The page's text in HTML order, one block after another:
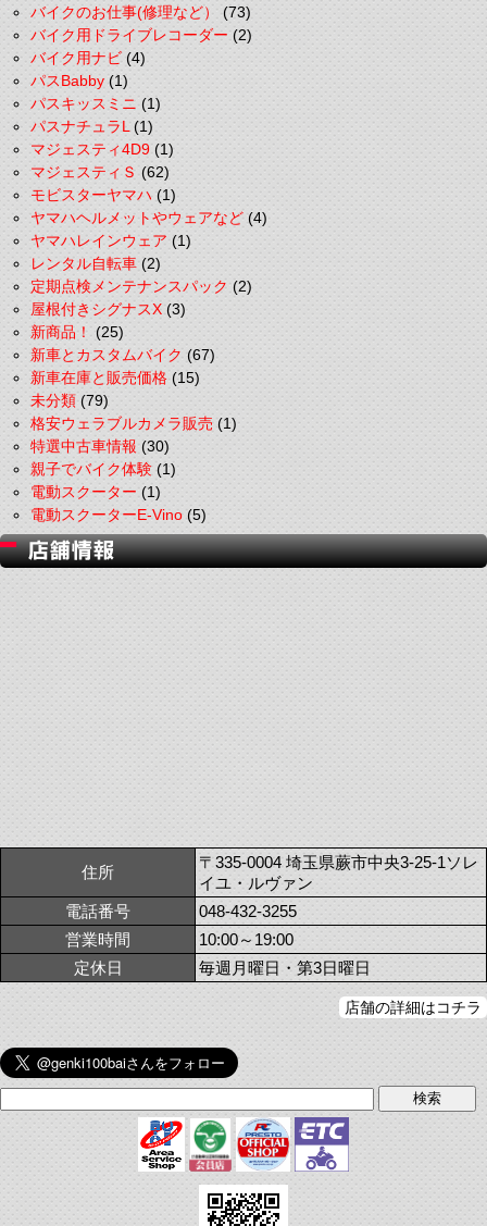
バイクのお仕事(修理など）(73)
バイク用ドライブレコーダー(2)
バイク用ナビ(4)
パスBabby(1)
パスキッスミニ(1)
パスナチュラL(1)
マジェスティ4D9(1)
マジェスティＳ(62)
モビスターヤマハ(1)
ヤマハヘルメットやウェアなど(4)
ヤマハレインウェア(1)
レンタル自転車(2)
定期点検メンテナンスパック(2)
屋根付きシグナスX(3)
新商品！(25)
新車とカスタムバイク(67)
新車在庫と販売価格(15)
未分類(79)
格安ウェラブルカメラ販売(1)
特選中古車情報(30)
親子でバイク体験(1)
電動スクーター(1)
電動スクーターE-Vino(5)
住所
〒335-0004 埼玉県蕨市中央3-25-1ソレ
イユ・ルヴァン
電話番号
048-432-3255
営業時間
10:00～19:00
定休日
毎週月曜日・第3日曜日
店舗の詳細はコチラ